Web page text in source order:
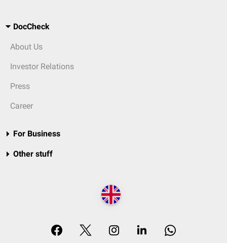
DocCheck
About Us
Investor Relations
Press
Career
For Business
Other stuff